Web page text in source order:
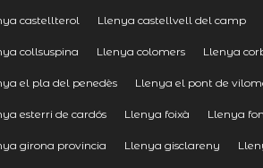
castellterol Llenya castellvell del camp
collsuspina Llenya colomers Llenya
el pla del penedès Llenya el pont de
esterri de cardós Llenya foixà Llenya
girona provincia Llenya gisclareny